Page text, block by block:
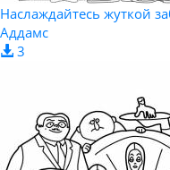
Наслаждайтесь жуткой
Аддамс
3